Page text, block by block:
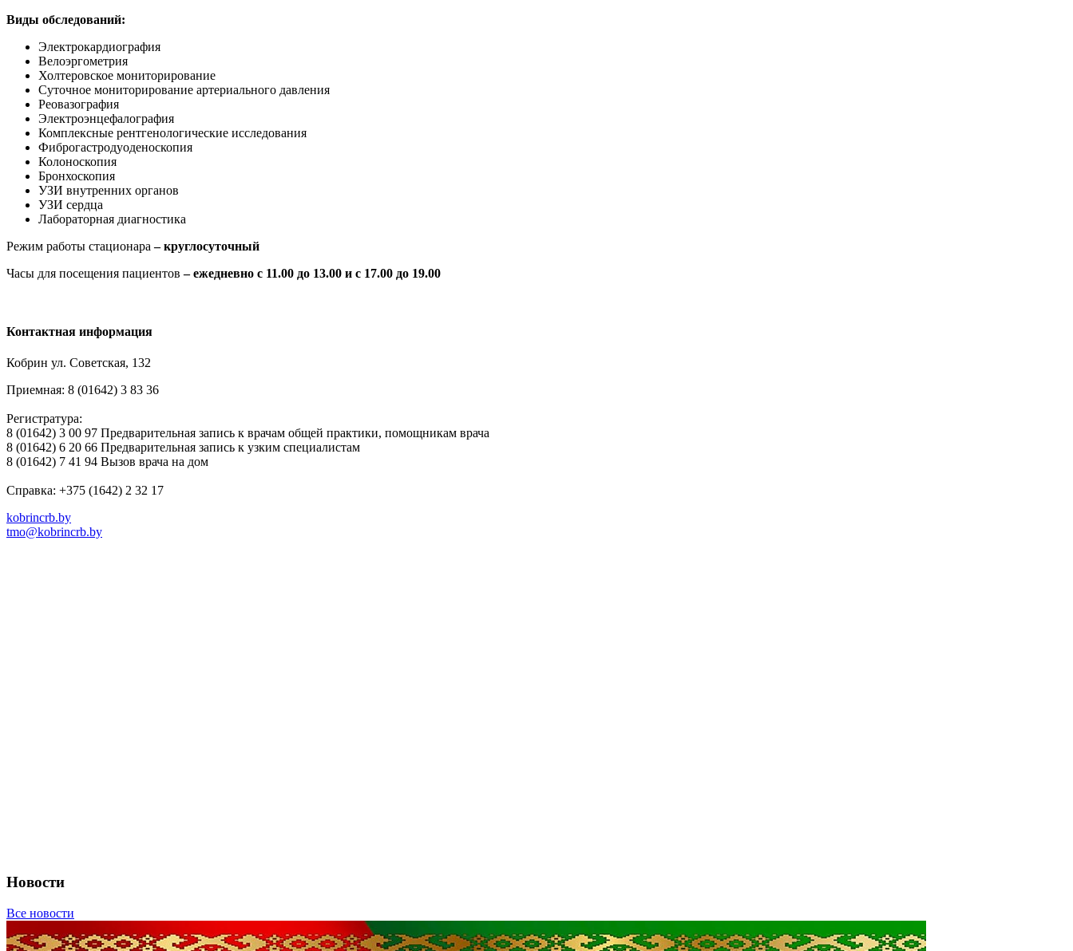
Виды обследований:
Электрокардиография
Велоэргометрия
Холтеровское мониторирование
Суточное мониторирование артериального давления
Реовазография
Электроэнцефалография
Комплексные рентгенологические исследования
Фиброгастродуоденоскопия
Колоноскопия
Бронхоскопия
УЗИ внутренних органов
УЗИ сердца
Лабораторная диагностика
Режим работы стационара – круглосуточный
Часы для посещения пациентов – ежедневно с 11.00 до 13.00 и с 17.00 до 19.00
Контактная информация
Кобрин ул. Советская, 132
Приемная: 8 (01642) 3 83 36
Регистратура:
8 (01642) 3 00 97 Предварительная запись к врачам общей практики, помощникам врача
8 (01642) 6 20 66 Предварительная запись к узким специалистам
8 (01642) 7 41 94 Вызов врача на дом
Справка: +375 (1642) 2 32 17
kobrincrb.by
tmo@kobrincrb.by
Новости
Все новости